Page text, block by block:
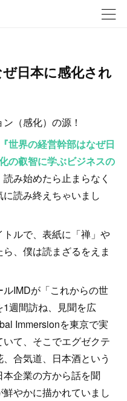
ぜ日本に感化され
（感化）の源！
『世界の経営幹部はなぜ日
の叡智に学ぶビジネスの
み始めたら止まらなく
読み終えちゃいまし
ルで、表紙に「禅」や
、僕は読まざるをえま
IMDが「これからの世
週間訪ね、見聞を広
Immersionを東京で実
て、そこでエグゼクテ
合気道、日本酒という
企業の方から話を聞
やかに描かれていまし